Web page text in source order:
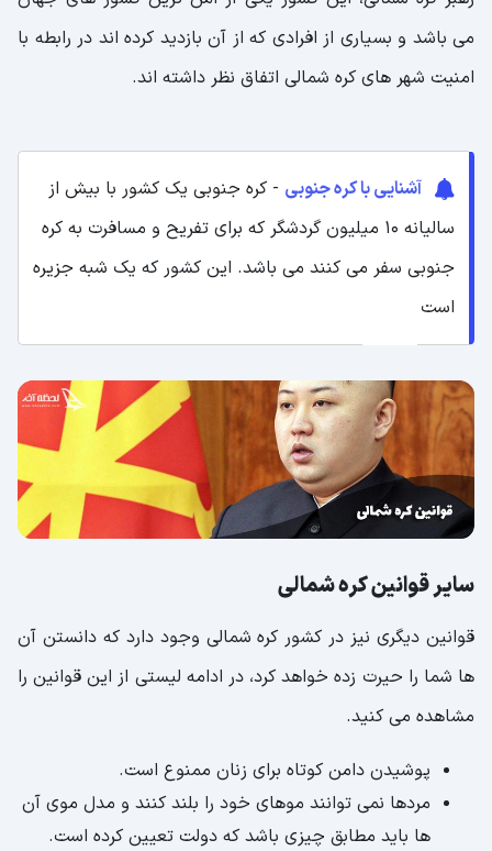
می باشد و بسیاری از افرادی که از آن بازدید کرده اند در رابطه با
امنیت شهر های کره شمالی اتفاق نظر داشته اند.
آشنایی با کره جنوبی - کره جنوبی یک کشور با بیش از
سالیانه ۱۰ میلیون گردشگر که برای تفریح و مسافرت به کره
جنوبی سفر می کنند می باشد. این کشور که یک شبه جزیره
است
سایر قوانین کره شمالی
قوانین دیگری نیز در کشور کره شمالی وجود دارد که دانستن آن
ها شما را حیرت زده خواهد کرد، در ادامه لیستی از این قوانین را
مشاهده می کنید.
پوشیدن دامن کوتاه برای زنان ممنوع است.
مردها نمی توانند موهای خود را بلند کنند و مدل موی آن
ها باید مطابق چیزی باشد که دولت تعیین کرده است.